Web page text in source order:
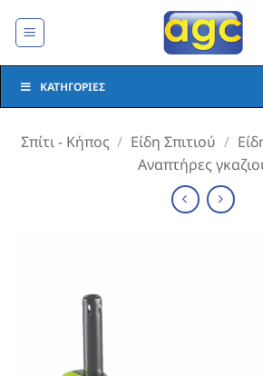
στο
ΚΑΤΗΓΟΡΊΕΣ
Σπίτι - Κήπος / Είδη Σπιτιού /
Αναπτήρες